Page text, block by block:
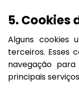
5. Cookies
Alguns cookies
terceiros. Esses
navegação
principais